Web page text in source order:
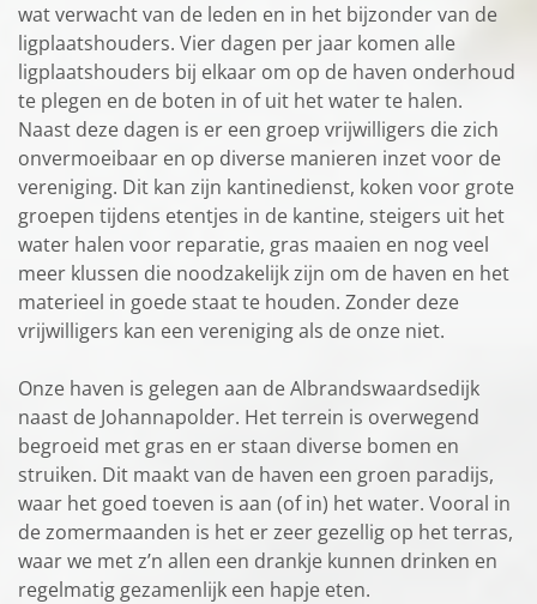
wat verwacht van de leden en in het bijzonder van de
ligplaatshouders. Vier dagen per jaar komen alle
ligplaatshouders bij elkaar om op de haven onderhoud
te plegen en de boten in of uit het water te halen.
Naast deze dagen is er een groep vrijwilligers die zich
onvermoeibaar en op diverse manieren inzet voor de
vereniging. Dit kan zijn kantinedienst, koken voor grote
groepen tijdens etentjes in de kantine, steigers uit het
water halen voor reparatie, gras maaien en nog veel
meer klussen die noodzakelijk zijn om de haven en het
materieel in goede staat te houden. Zonder deze
vrijwilligers kan een vereniging als de onze niet.
Onze haven is gelegen aan de Albrandswaardsedijk
naast de Johannapolder. Het terrein is overwegend
begroeid met gras en er staan diverse bomen en
struiken. Dit maakt van de haven een groen paradijs,
waar het goed toeven is aan (of in) het water. Vooral in
de zomermaanden is het er zeer gezellig op het terras,
waar we met z’n allen een drankje kunnen drinken en
regelmatig gezamenlijk een hapje eten.